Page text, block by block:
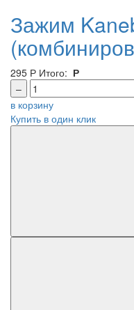
Зажим
295 Р Итого: Р
–
в корзину
Купить в один клик